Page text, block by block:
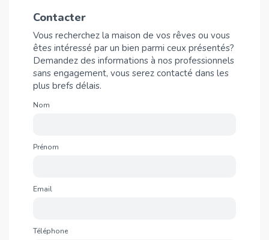
Contacter
Vous recherchez la maison de vos rêves ou vous
êtes intéressé par un bien parmi ceux présentés?
Demandez des informations à nos professionnels
sans engagement, vous serez contacté dans les
plus brefs délais.
Nom
Prénom
Email
Téléphone